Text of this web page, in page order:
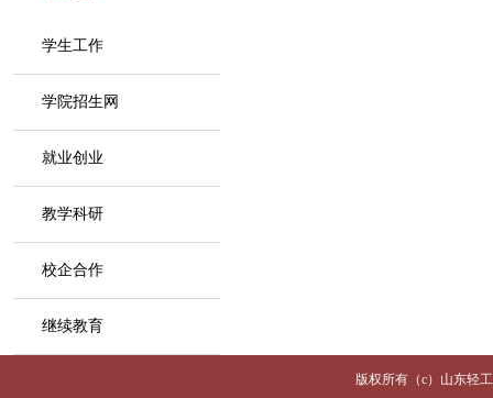
学生工作
学院招生网
就业创业
教学科研
校企合作
继续教育
版权所有（c）山东轻